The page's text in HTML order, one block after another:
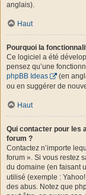
anglais).
Haut
Pourquoi la
Ce logiciel a été
pensez qu’une
phpBB Ideas
(en
ou en suggérer de
Haut
Qui contacter pour les
forum ?
Contactez n’importe
forum ». Si vous restez
du domaine (en faisant
utilisé (exemple :
des abus. Notez que